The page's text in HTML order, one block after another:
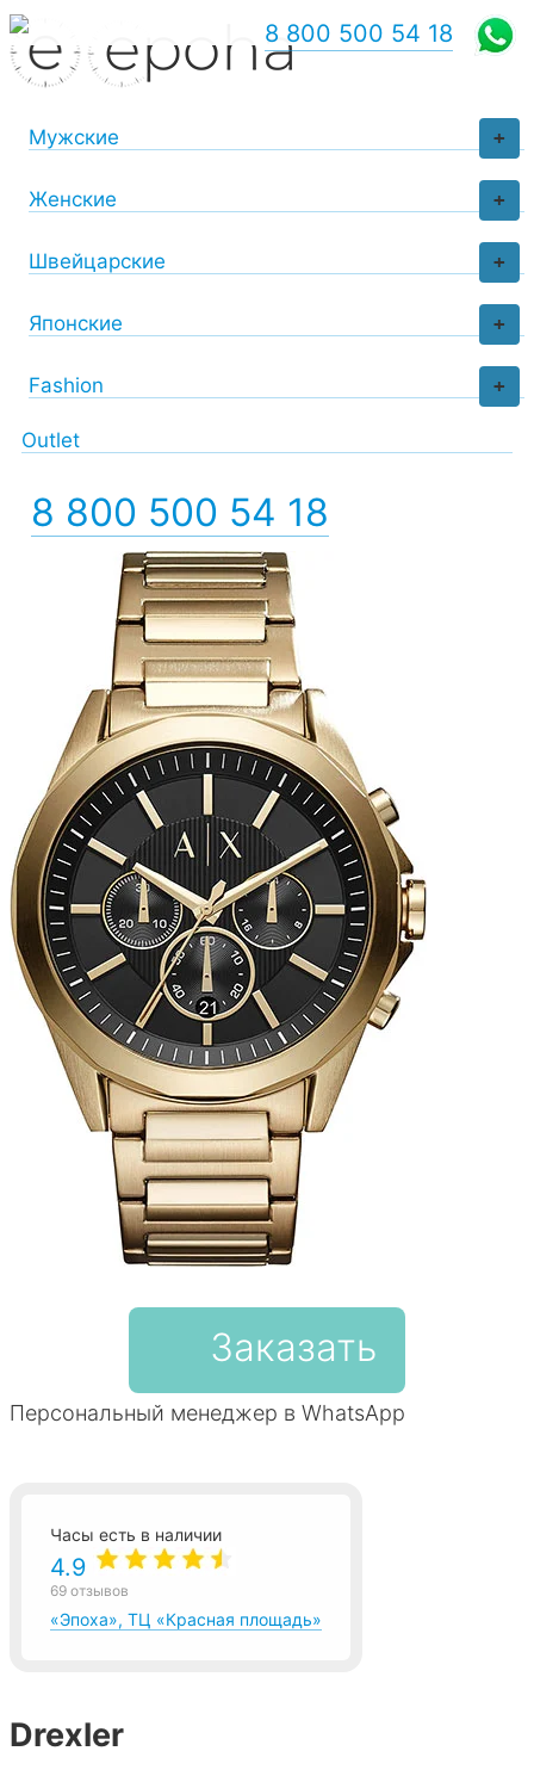
+
Мужские
+
Женские
+
Швейцарские
+
Японские
+
Fashion
Outlet
8 800 500 54 18
8 800 500 54 18
Заказать
Персональный менеджер в WhatsApp
Часы есть в наличии
4.9
69 отзывов
«Эпоха», ТЦ «Красная площадь»
Drexler